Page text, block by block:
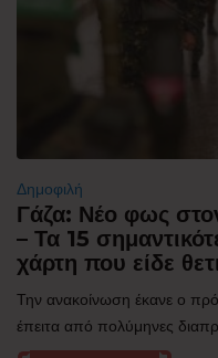
Δημοφιλή
Γάζα: Νέο φως στον
– Τα 15
χάρτη που είδε
Την ανακοίνωση έκανε ο
έπειτα από πολύμηνες